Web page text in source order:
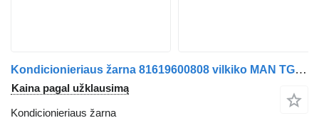
Kondicionieriaus žarna 81619600808 vilkiko MAN TGX / TGS EURO6
Kaina pagal užklausimą
Kondicionieriaus žarna